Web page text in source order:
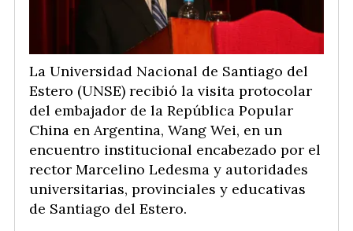
La Universidad Nacional de Santiago del
Estero (UNSE) recibió la visita protocolar
del embajador de la República Popular
China en Argentina, Wang Wei, en un
encuentro institucional encabezado por el
rector Marcelino Ledesma y autoridades
universitarias, provinciales y educativas
de Santiago del Estero.